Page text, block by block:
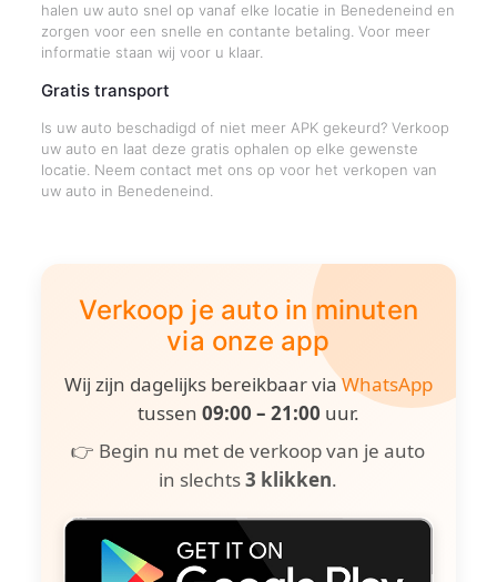
halen uw auto snel op vanaf elke locatie in Benedeneind en
zorgen voor een snelle en contante betaling. Voor meer
informatie staan wij voor u klaar.
Gratis transport
Is uw auto beschadigd of niet meer APK gekeurd? Verkoop
uw auto en laat deze gratis ophalen op elke gewenste
locatie. Neem contact met ons op voor het verkopen van
uw auto in Benedeneind.
Verkoop je auto in minuten
via onze app
Wij zijn dagelijks bereikbaar viaWhatsApp
tussen 09:00 – 21:00 uur.
👉 Begin nu met de verkoop van je auto
in slechts3 klikken.